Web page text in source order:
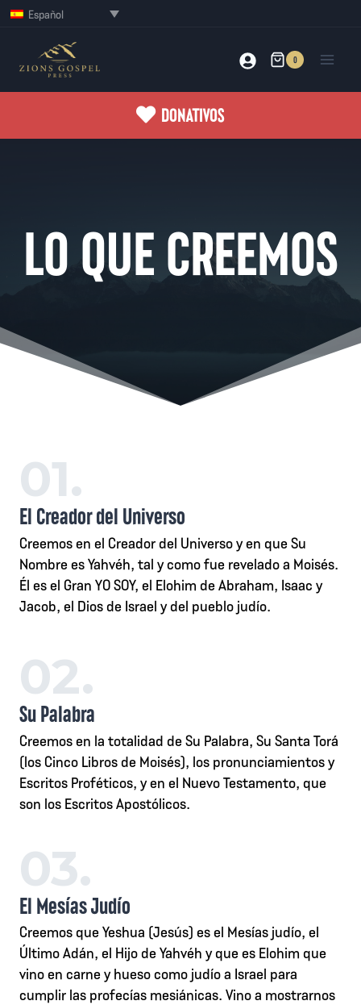
Saltar
contenido
Español
0
DONATIVOS
LO QUE CREEMOS
01.
El Creador del Universo
Creemos en el Creador del Universo y en que Su
Nombre es Yahvéh, tal y como fue revelado a Moisés.
Él es el Gran YO SOY, el Elohim de Abraham, Isaac y
Jacob, el Dios de Israel y del pueblo judío.
02.
Su Palabra
Creemos en la totalidad de Su Palabra, Su Santa Torá
(los Cinco Libros de Moisés), los pronunciamientos y
Escritos Proféticos, y en el Nuevo Testamento, que
son los Escritos Apostólicos.
03.
El Mesías Judío
Creemos que Yeshua (Jesús) es el Mesías judío, el
Último Adán, el Hijo de Yahvéh y que es Elohim que
vino en carne y hueso como judío a Israel para
cumplir las profecías mesiánicas. Vino a mostrarnos